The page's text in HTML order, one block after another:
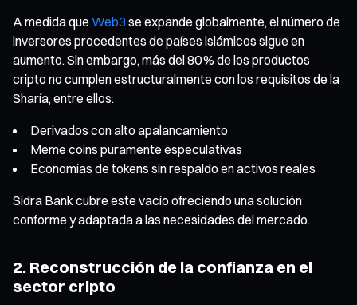
A medida que Web3 se expande globalmente, el número de
inversores procedentes de países islámicos sigue en
aumento. Sin embargo, más del 80 % de los productos
cripto no cumplen estructuralmente con los requisitos de la
Sharía, entre ellos:
Derivados con alto apalancamiento
Meme coins puramente especulativas
Economías de tokens sin respaldo en activos reales
Sidra Bank cubre este vacío ofreciendo una solución
conforme y adaptada a las necesidades del mercado.
2. Reconstrucción de la confianza en el
sector cripto